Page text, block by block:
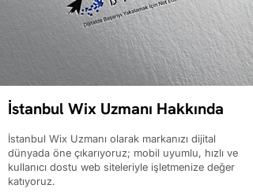
İstanbul Wix Uzmanı Hakkında
İstanbul Wix Uzmanı olarak markanızı dijital
dünyada öne çıkarıyoruz; mobil uyumlu, hızlı ve
kullanıcı dostu web siteleriyle işletmenize değer
katıyoruz.